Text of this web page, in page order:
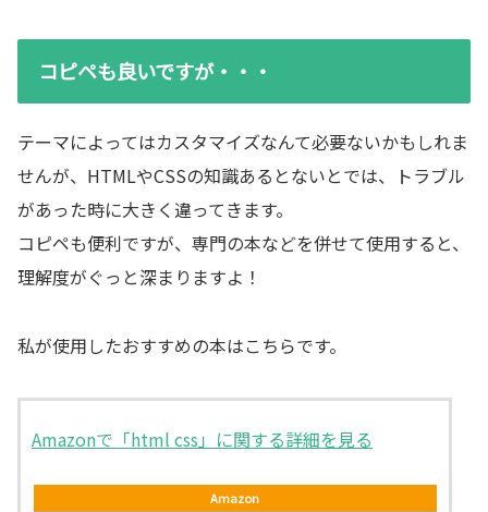
コピペも良いですが・・・
テーマによってはカスタマイズなんて必要ないかもしれま
せんが、HTMLやCSSの知識あるとないとでは、トラブル
があった時に大きく違ってきます。
コピペも便利ですが、専門の本などを併せて使用すると、
理解度がぐっと深まりますよ！
私が使用したおすすめの本はこちらです。
Amazonで「html css」に関する詳細を見る
Amazon